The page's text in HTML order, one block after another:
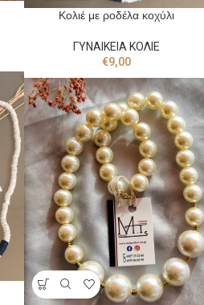
Κολιέ με ροδέλα κοχύλι
ΓΥΝΑΙΚΕΙΑ ΚΟΛΙΕ
€9,00